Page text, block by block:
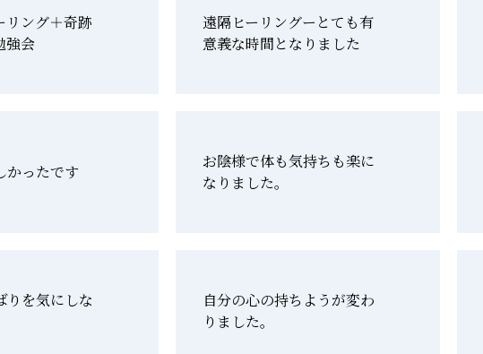
リング＋奇跡
強会
遠隔ヒーリングーとても有
意義な時間となりました
かったです
お陰様で体も気持ちも楽に
なりました。
りを気にしな
自分の心の持ちようが変わ
りました。